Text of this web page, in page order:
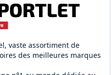
vaste assortiment de
des meilleures marques